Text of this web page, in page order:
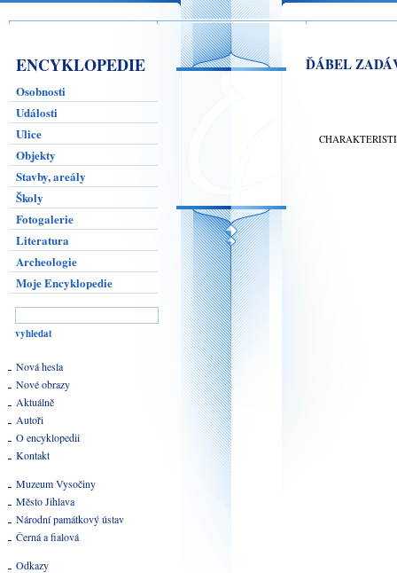
ENCYKLOPEDIE
Osobnosti
Události
Ulice
Objekty
Stavby, areály
Školy
Fotogalerie
Literatura
Archeologie
Moje Encyklopedie
Nová hesla
Nové obrazy
Aktuálně
Autoři
O encyklopedii
Kontakt
Muzeum Vysočiny
Město Jihlava
Národní památkový ústav
Černá a fialová
Odkazy
ĎÁBEL